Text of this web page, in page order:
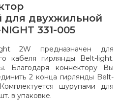
для двухжильной
331-005
2W предназначен для
кабеля гирлянды Belt-light.
Благодаря коннектору Вы
2 конца гирлянды Belt-
шурупами для
в упаковке.